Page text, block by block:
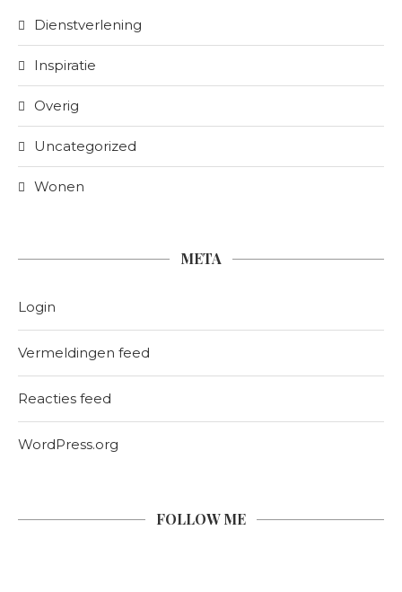
Dienstverlening
Inspiratie
Overig
Uncategorized
Wonen
META
Login
Vermeldingen feed
Reacties feed
WordPress.org
FOLLOW ME